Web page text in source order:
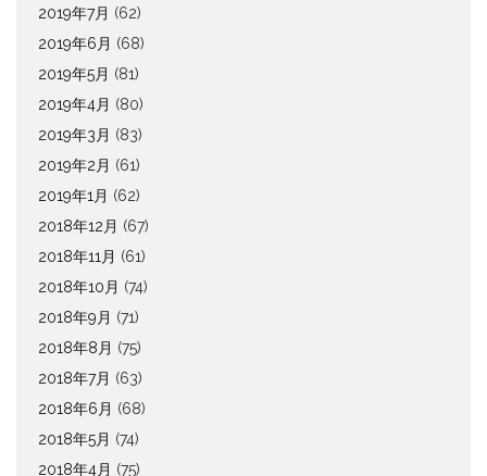
2019年7月 (62)
2019年6月 (68)
2019年5月 (81)
2019年4月 (80)
2019年3月 (83)
2019年2月 (61)
2019年1月 (62)
2018年12月 (67)
2018年11月 (61)
2018年10月 (74)
2018年9月 (71)
2018年8月 (75)
2018年7月 (63)
2018年6月 (68)
2018年5月 (74)
2018年4月 (75)